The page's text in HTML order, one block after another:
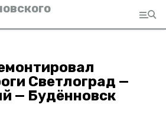
Светлоград —
— Будённовск